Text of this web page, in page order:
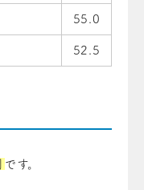
55.0
52.5
です。